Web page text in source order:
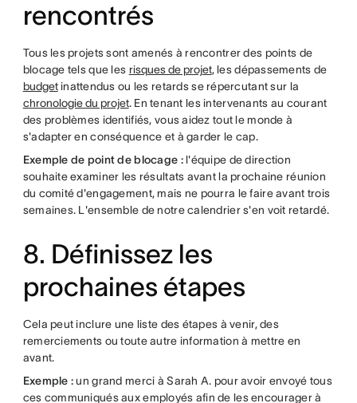
rencontrés
Tous les projets sont amenés à rencontrer des points de
blocage tels que les risques de projet, les dépassements de
budgetinattendus ou les retards se répercutant sur la
chronologie du projet. En tenant les intervenants au courant
des problèmes identifiés, vous aidez tout le monde à
s'adapter en conséquence et à garder le cap.
Exemple de point de blocage :l'équipe de direction
souhaite examiner les résultats avant la prochaine réunion
du comité d'engagement, mais ne pourra le faire avant trois
semaines. L'ensemble de notre calendrier s'en voit retardé.
8. Définissez les
prochaines étapes
Cela peut inclure une liste des étapes à venir, des
remerciements ou toute autre information à mettre en
avant.
Exemple :un grand merci à Sarah A. pour avoir envoyé tous
ces communiqués aux employés afin de les encourager à